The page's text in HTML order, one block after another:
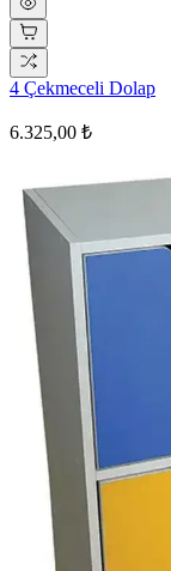
4 Çekmeceli Dolap
6.325,00 ₺